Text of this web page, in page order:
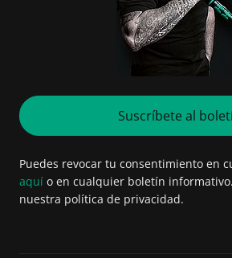
Suscríbete al
Puedes revocar tu consentimiento en
aquí o en cualquier boletín
nuestra política de privacidad.